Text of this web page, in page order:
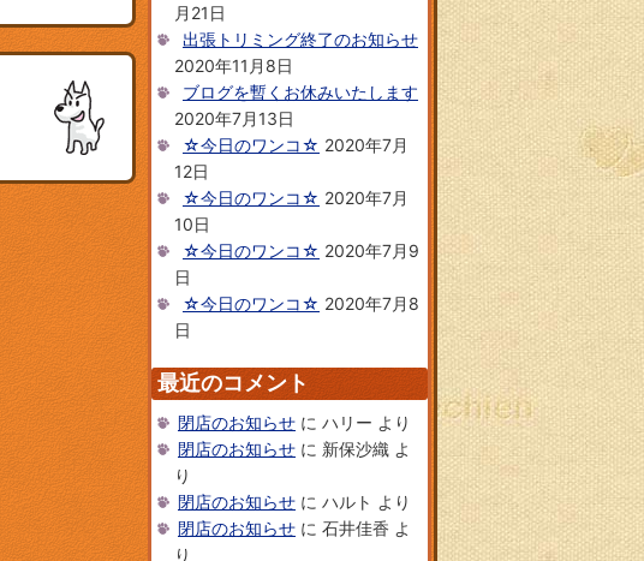
月21日
出張トリミング終了のお知らせ
2020年11月8日
ブログを暫くお休みいたします
2020年7月13日
☆今日のワンコ☆ 2020年7月
12日
☆今日のワンコ☆ 2020年7月
10日
☆今日のワンコ☆ 2020年7月9
日
☆今日のワンコ☆ 2020年7月8
日
最近のコメント
閉店のお知らせ に ハリー より
閉店のお知らせ に 新保沙織 よ
り
閉店のお知らせ に ハルト より
閉店のお知らせ に 石井佳香 よ
り